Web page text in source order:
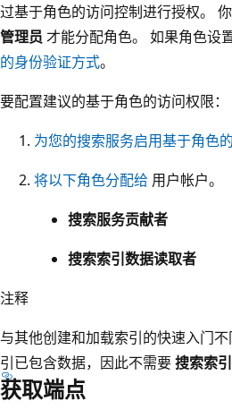
过基于角色的访问控制进行授权。
管理员 才能分配角色。 如果角色设
的身份验证方式。
要配置建议的基于角色的访问权限：
为您的搜索服务启用基于角色
将以下角色分配给 用户帐户。
搜索服务贡献者
搜索索引数据读取者
注释
与其他创建和加载索引的快速入门
引已包含数据，因此不需要搜索索
获取端点